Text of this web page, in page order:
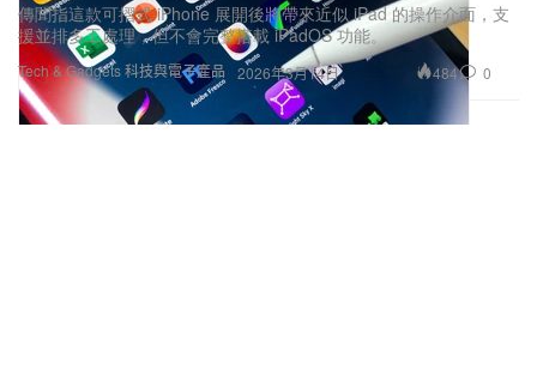
傳聞指這款可摺式 iPhone 展開後將帶來近似 iPad 的操作介面，支
援並排多工處理，但不會完整搭載 iPadOS 功能。
Tech & Gadgets 科技與電子產品 2026年3月14日 484 0